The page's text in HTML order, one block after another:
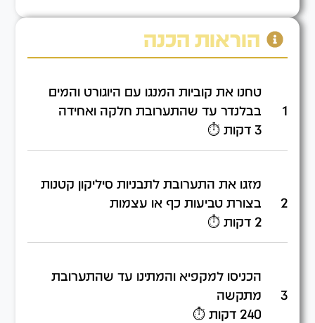
הוראות הכנה
1
טחנו את קוביות המנגו עם היוגורט והמים
בבלנדר עד שהתערובת חלקה ואחידה
3 דקות ⏱️
2
מזגו את התערובת לתבניות סיליקון קטנות
בצורת טביעות כף או עצמות
2 דקות ⏱️
3
הכניסו למקפיא והמתינו עד שהתערובת
מתקשה
240 דקות ⏱️